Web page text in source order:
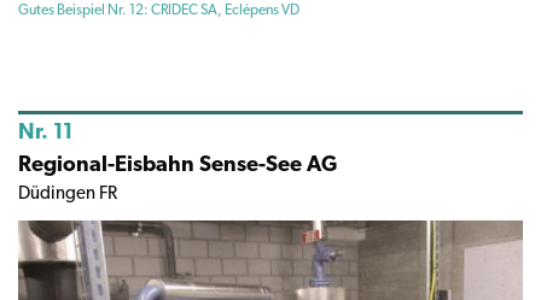
Gutes Beispiel Nr. 12: CRIDEC SA, Eclépens VD
Nr. 11
Regional-Eisbahn Sense-See AG
Düdingen FR